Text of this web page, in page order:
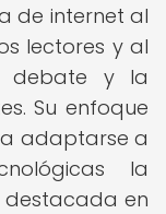
de internet al
lectores y al
debate y la
Su enfoque
adaptarse a
la
en